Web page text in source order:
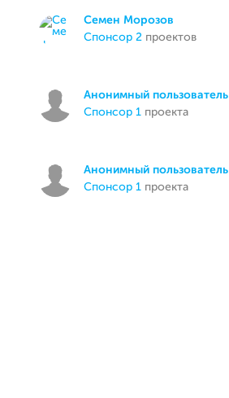
Семен Морозов
спонсор 2 проектов
Анонимный пользователь
спонсор 1 проекта
Анонимный пользователь
спонсор 1 проекта